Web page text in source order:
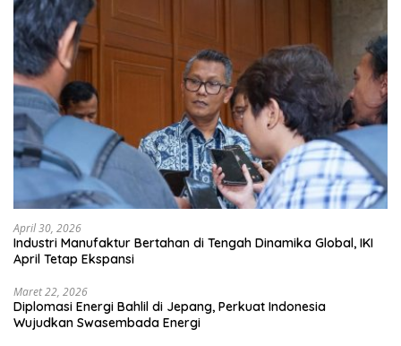
April 30, 2026
Industri Manufaktur Bertahan di Tengah Dinamika Global, IKI
April Tetap Ekspansi
Maret 22, 2026
Diplomasi Energi Bahlil di Jepang, Perkuat Indonesia
Wujudkan Swasembada Energi